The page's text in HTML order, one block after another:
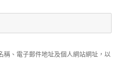
稱、電子郵件地址及個人網站網址，以